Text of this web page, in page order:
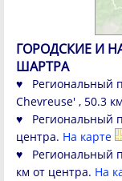
ГОРОДСКИЕ И
ШАРТРА
♥ Региональный
Chevreuse' , 50.3
♥ Региональный
центра. На карте
♥ Региональный
км от центра. На